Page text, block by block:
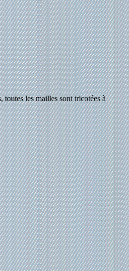
toutes les mailles sont tricotées à